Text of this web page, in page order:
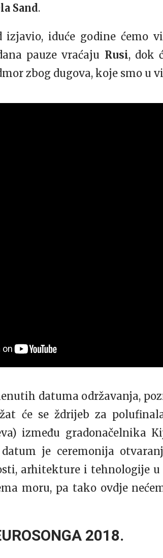
Sand.
izjavio, iduće godine ćemo
pauze vraćaju Rusi, dok
zbog dugova, koje smo u
datuma održavanja,
će se ždrijeb za
između gradonačelnika
je ceremonija
arhitekture i tehnologije
moru, pa tako ovdje
2018.